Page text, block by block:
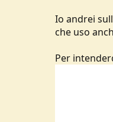
Io andrei
che uso
Per